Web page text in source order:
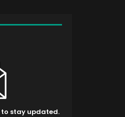
to stay updated.